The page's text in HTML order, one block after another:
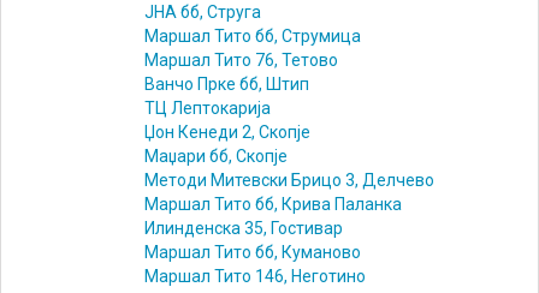
ЈНА бб, Струга
Маршал Тито бб, Струмица
Маршал Тито 76, Тетово
Ванчо Прке бб, Штип
ТЦ Лептокарија
Џон Кенеди 2, Скопје
Маџари бб, Скопје
Методи Митевски Брицо 3, Делчево
Маршал Тито бб, Крива Паланка
Илинденска 35, Гостивар
Маршал Тито бб, Куманово
Mаршал Тито 146, Неготино